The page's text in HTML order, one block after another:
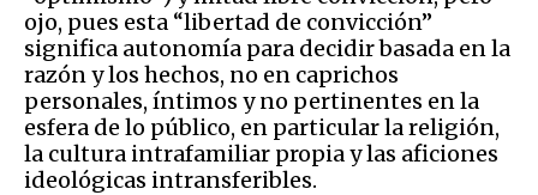
ojo, pues esta “libertad de convicción”
significa autonomía para decidir basada en la
razón y los hechos, no en caprichos
personales, íntimos y no pertinentes en la
esfera de lo público, en particular la religión,
la cultura intrafamiliar propia y las aficiones
ideológicas intransferibles.